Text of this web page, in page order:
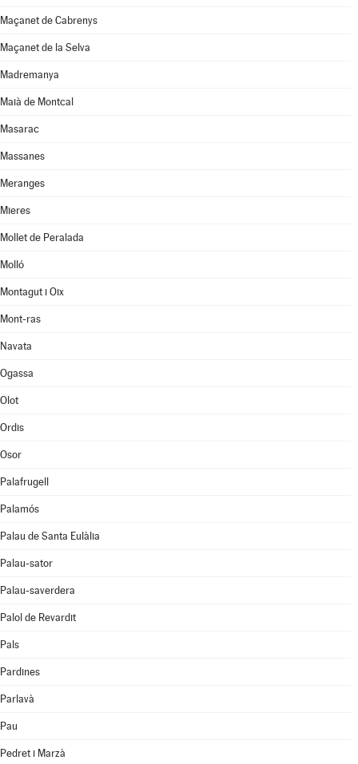
Maçanet de Cabrenys
Maçanet de la Selva
Madremanya
Maià de Montcal
Masarac
Massanes
Meranges
Mieres
Mollet de Peralada
Molló
Montagut i Oix
Mont-ras
Navata
Ogassa
Olot
Ordis
Osor
Palafrugell
Palamós
Palau de Santa Eulàlia
Palau-sator
Palau-saverdera
Palol de Revardit
Pals
Pardines
Parlavà
Pau
Pedret i Marzà